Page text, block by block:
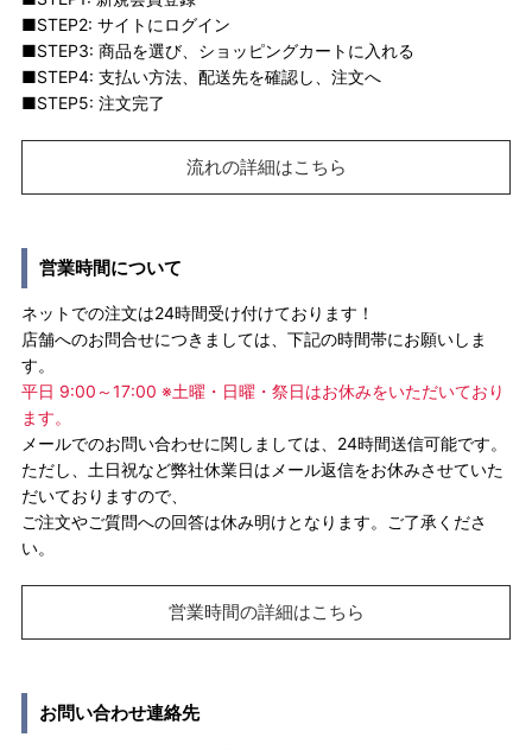
■STEP2: サイトにログイン
■STEP3: 商品を選び、ショッピングカートに入れる
■STEP4: 支払い方法、配送先を確認し、注文へ
■STEP5: 注文完了
流れの詳細はこちら
営業時間について
ネットでの注文は24時間受け付けております！
店舗へのお問合せにつきましては、下記の時間帯にお願いしま
す。
平日 9:00～17:00 ※土曜・日曜・祭日はお休みをいただいており
ます。
メールでのお問い合わせに関しましては、24時間送信可能です。
ただし、土日祝など弊社休業日はメール返信をお休みさせていた
だいておりますので、
ご注文やご質問への回答は休み明けとなります。ご了承くださ
い。
営業時間の詳細はこちら
お問い合わせ連絡先